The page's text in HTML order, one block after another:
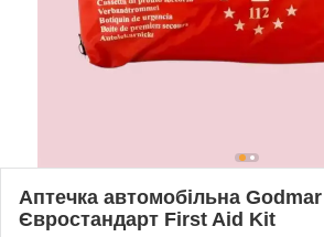
Аптечка автомобільна
Євростандарт First Aid Kit